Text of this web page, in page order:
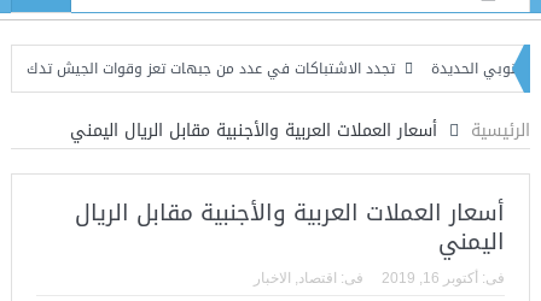
الحديدة
تجدد الاشتباكات في عدد من جبهات تعز وقوات الجيش تدك مواقع
كبير الدبلوماسيين الأمريكيين قائماً بالأعمال في السفارة لدى اليمن
الرئيسية أسعار العملات العربية والأجنبية مقابل الريال اليمني
أسعار العملات العربية والأجنبية مقابل الريال
اليمني
فى: أكتوبر 16, 2019 فى: اقتصاد الاخبار